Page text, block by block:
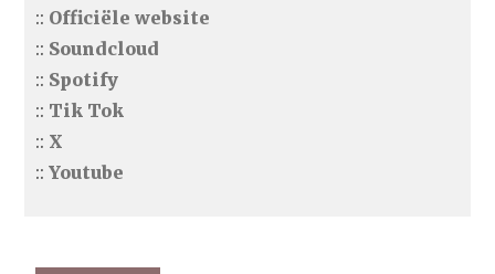
:: Officiële website
:: Soundcloud
:: Spotify
:: Tik Tok
:: X
::Youtube